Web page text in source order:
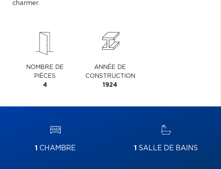
charmer.
NOMBRE DE
PIÈCES
4
ANNÉE DE
CONSTRUCTION
1924
1 CHAMBRE 1 SALLE DE BAINS